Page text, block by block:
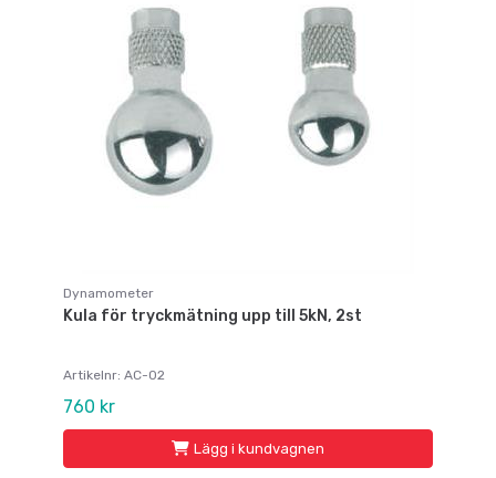
Dynamometer
Kula för tryckmätning upp till 5kN, 2st
Artikelnr: AC-02
760 kr
Lägg i kundvagnen